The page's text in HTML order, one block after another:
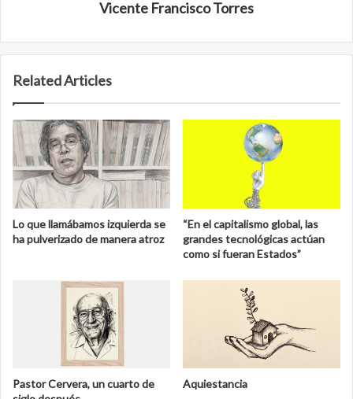
Vicente Francisco Torres
Related Articles
Lo que llamábamos izquierda se
ha pulverizado de manera atroz
“En el capitalismo global, las
grandes tecnológicas actúan
como si fueran Estados”
Pastor Cervera, un cuarto de
Aquiestancia